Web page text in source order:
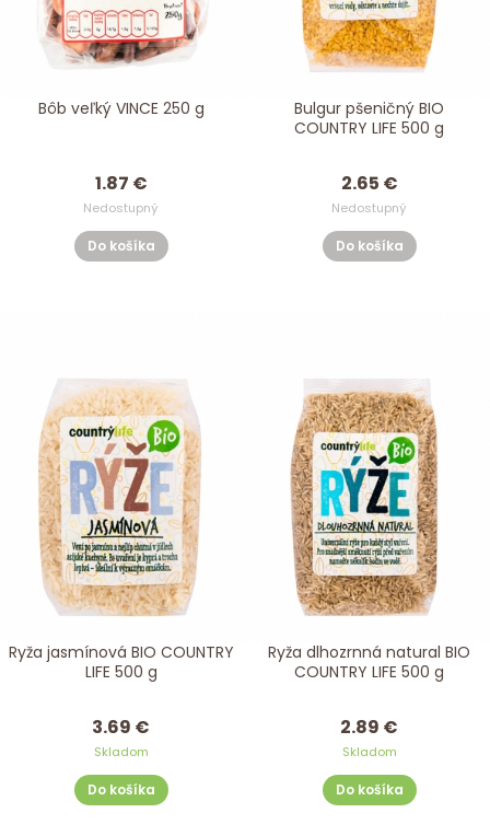
Bôb veľký VINCE 250 g
1.87 €
Nedostupný
Do košíka
Bulgur pšeničný BIO
COUNTRY LIFE 500 g
2.65 €
Nedostupný
Do košíka
Ryža jasmínová BIO COUNTRY
LIFE 500 g
3.69 €
Skladom
Do košíka
Ryža dlhozrnná natural BIO
COUNTRY LIFE 500 g
2.89 €
Skladom
Do košíka